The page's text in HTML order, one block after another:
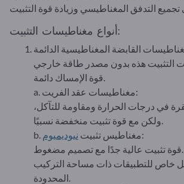
أنواع مغناطيسات التثبيت:
قوة الإمساك دائمة.
a. مغناطيسات عقد الفريت:
في درجات الحرارة ومقاومة للتآكل،
ولكن مع قوة تثبيت منخفضة نسبيًا.
b. مغناطيس تثبيت نيوديميوم
:
قوة تثبيت عالية جدًا مع تصميم مضغوط.
خاص للتطبيقات ذات مساحة التركيب
المحدودة.